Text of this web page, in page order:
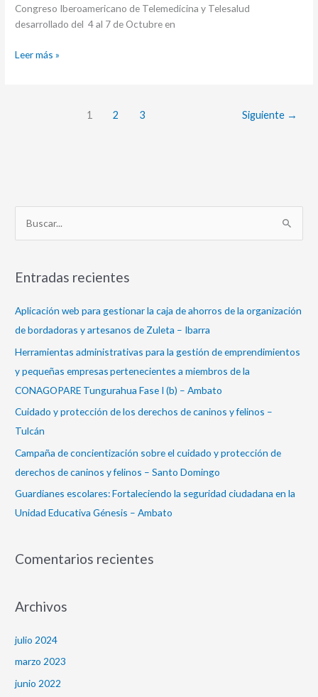
Congreso Iberoamericano de Telemedicina y Telesalud
desarrollado del 4 al 7 de Octubre en
Leer más »
1 2 3 Siguiente →
c
r
Entradas recientes
Aplicación web para gestionar la caja de ahorros de la organización
de bordadoras y artesanos de Zuleta – Ibarra
Herramientas administrativas para la gestión de emprendimientos
y pequeñas empresas pertenecientes a miembros de la
CONAGOPARE Tungurahua Fase I (b) – Ambato
Cuidado y protección de los derechos de caninos y felinos –
Tulcán
Campaña de concientización sobre el cuidado y protección de
derechos de caninos y felinos – Santo Domingo
Guardianes escolares: Fortaleciendo la seguridad ciudadana en la
Unidad Educativa Génesis – Ambato
Comentarios recientes
Archivos
julio 2024
marzo 2023
junio 2022